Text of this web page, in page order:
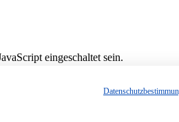
eingeschaltet sein.